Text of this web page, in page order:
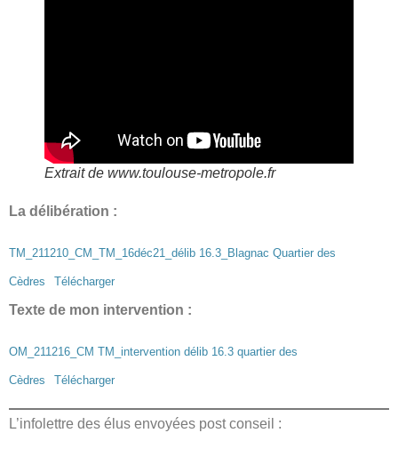
Extrait de www.toulouse-metropole.fr
La délibération :
TM_211210_CM_TM_16déc21_délib 16.3_Blagnac Quartier des
Cèdres Télécharger
Texte de mon intervention :
OM_211216_CM TM_intervention délib 16.3 quartier des
Cèdres Télécharger
L’infolettre des élus envoyées post conseil :